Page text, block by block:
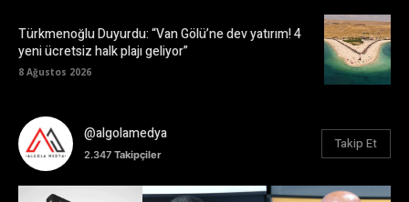
Türkmenoğlu Duyurdu: “Van Gölü’ne dev yatırım! 4
yeni ücretsiz halk plajı geliyor”
8 Ağustos 2026
@algolamedya
2.347 Takipçiler
Takip Et